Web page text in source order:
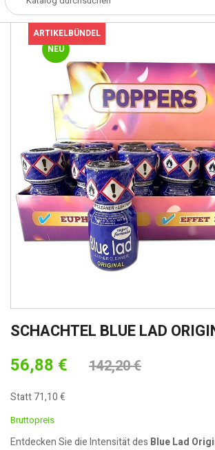
NEU
ARTIKELBÜNDEL
SCHACHTEL BLUE LAD
56,88 € 142,20 €
Statt 71,10 €
Bruttopreis
Entdecken Sie die Intensität des Blue Lad